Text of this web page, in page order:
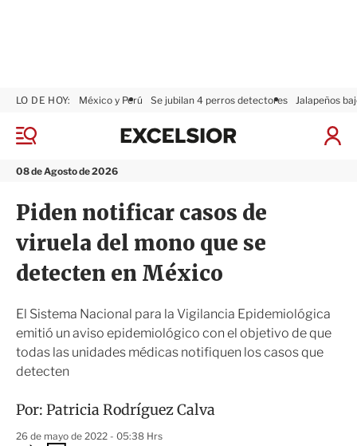
M
n
08 de Agosto de 2026
LO DE HOY: México y Perú Se jubilan 4 perros detectores Jalapeños
I
x
i
r
Piden notificar casos de
viruela del mono que se
detecten en México
El Sistema Nacional para la Vigilancia Epidemiológica
emitió un aviso epidemiológico con el objetivo de que
todas las unidades médicas notifiquen los casos que
detecten
Por: Patricia Rodríguez Calva
26 de mayo de 2022 - 05:38 Hrs